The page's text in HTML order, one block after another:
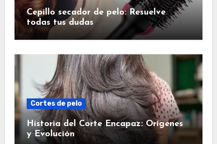
Cepillo secador de pelo: Resuelve
todas tus dudas
Cortes de pelo
Historia del Corte Encapaz: Orígenes
y Evolución